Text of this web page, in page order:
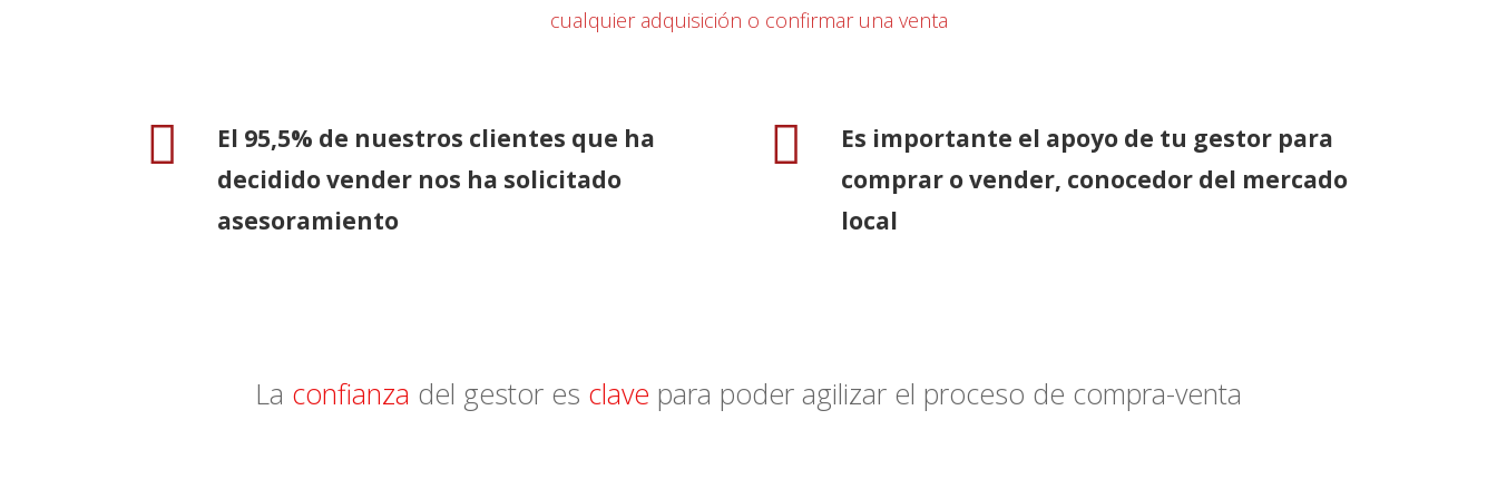
cualquier adquisición o confirmar una venta
El 95,5% de nuestros clientes que ha
decidido vender nos ha solicitado
asesoramiento
Es importante el apoyo de tu gestor para
comprar o vender, conocedor del mercado
local
La confianza del gestor es clave para poder agilizar el proceso de compra-venta